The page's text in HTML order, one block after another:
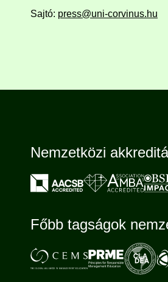
Sajtó: press@uni-corvinus.hu
Nemzetközi
Főbb tagságok